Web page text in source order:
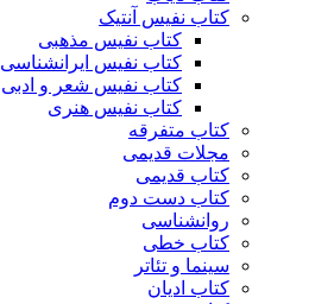
کتاب نفیس آنتیک
کتاب نفیس مذهبی
کتاب نفیس ایرانشناسی
کتاب نفیس شعر و ادبی
کتاب نفیس هنری
کتاب متفرقه
مجلات قدیمی
کتاب قدیمی
کتاب دست دوم
روانشناسی
کتاب خطی
سینما و تئاتر
کتاب ادیان